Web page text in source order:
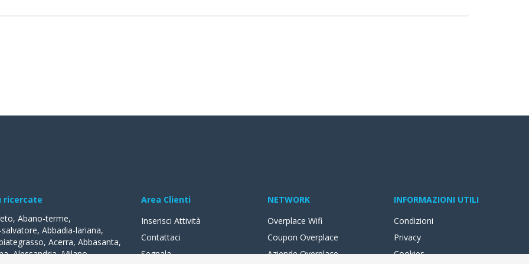
ricercate
, Abano-terme,
, Abbadia-lariana,
, Acerra, Abbasanta,
,Alessandria,Milano,
Area Clienti
Inserisci Attività
Contattaci
Segnala
NETWORK
Overplace Wifi
Coupon Overplace
Aziende Overplace
INFORMAZIONI UTILI
Condizioni
Privacy
Cookies